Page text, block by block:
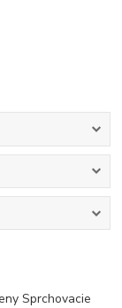
Sprchovacie